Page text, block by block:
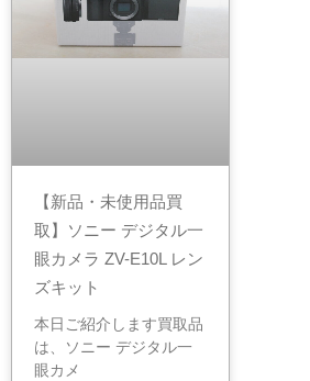
【新品・未使用品買
取】ソニー デジタル一
眼カメラ ZV-E10L レン
ズキット
本日ご紹介します買取品
は、ソニー デジタル一
眼カメ